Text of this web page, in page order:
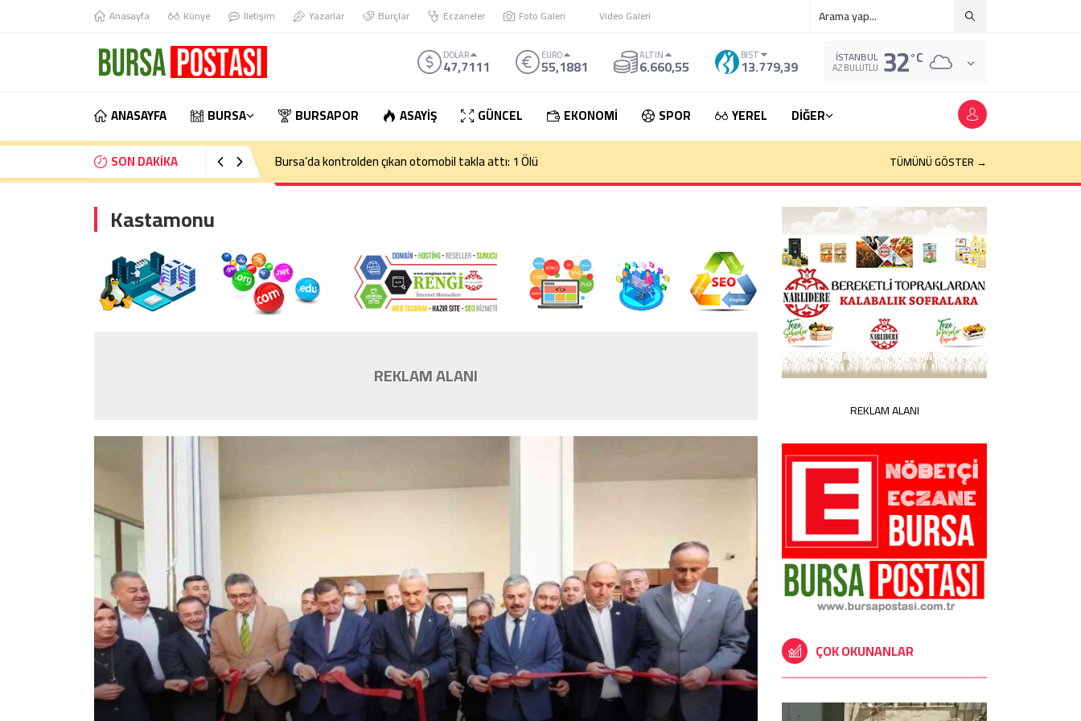
Anasayfa Künye İletişim Yazarlar Burçlar Eczaneler Foto Galeri Video Galeri
DOLAR
47,7111 EURO
55,1881 ALTIN
6.660,55 BIST
13.779,39 İSTANBUL
AZ BULUTLU 32°C
ANASAYFA BURSA BURSAPOR ASAYİŞ GÜNCEL EKONOMİ SPOR YEREL
DİĞER
SON DAKİKA
Bursa’da kontrolden çıkan otomobil takla attı: 1 Ölü TÜMÜNÜ GÖSTER →
Kastamonu
REKLAM ALANI
REKLAM ALANI
ÇOK OKUNANLAR